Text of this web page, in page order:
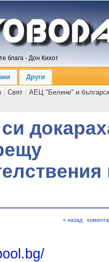
блага - Дон Кихот
Други
Свят
АЕЦ "Белене" и
« назад